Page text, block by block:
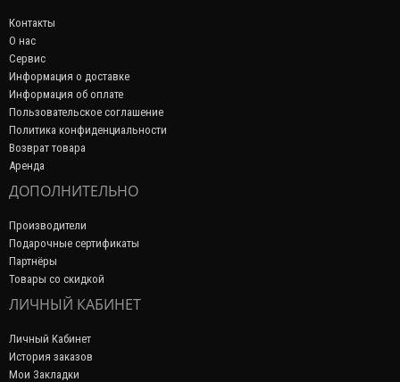
Контакты
О нас
Сервис
Информация о доставке
Информация об оплате
Пользовательское соглашение
Политика конфиденциальности
Возврат товара
Аренда
ДОПОЛНИТЕЛЬНО
Производители
Подарочные сертификаты
Партнёры
Товары со скидкой
ЛИЧНЫЙ КАБИНЕТ
Личный Кабинет
История заказов
Мои Закладки